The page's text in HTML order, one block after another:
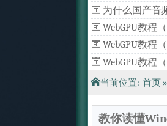
为什么国产音
WebGPU教程
形（一）
WebGPU教程
（四）
WebGPU教程
（三）
WebGPU教程
（二）
当前位置: 首页»
教你读懂